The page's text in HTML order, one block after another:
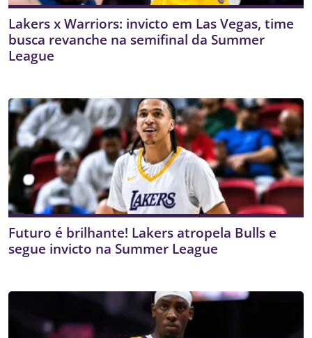
Lakers x Warriors: invicto em Las Vegas, time
busca revanche na semifinal da Summer
League
Futuro é brilhante! Lakers atropela Bulls e
segue invicto na Summer League